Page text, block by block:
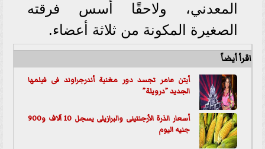
المعدني، ولاحقًا أسس فرقته
الصغيرة المكونة من ثلاثة أعضاء.
اقرأ أيضاً
أيتن عامر تجسد دور مغنية أندرجراوند فى فيلمها
الجديد ”درويلة”
‫أسعار الذرة الأرجنتينى والبرازيلى يسجل 10 آلاف و900
جنيه اليوم